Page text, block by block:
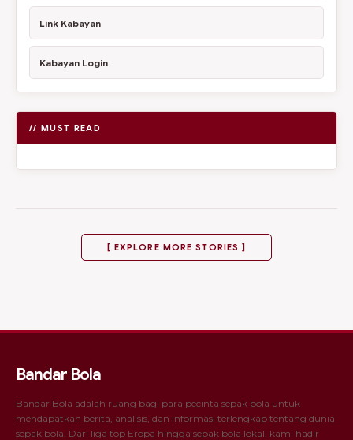
Link Kabayan
Kabayan Login
// MUST READ
[ EXPLORE MORE STORIES ]
Bandar Bola
Bandar Bola adalah ruang bagi para pecinta sepak bola untuk
mendapatkan berita, analisis, dan informasi terlengkap tentang dunia
sepak bola. Dari liga top Eropa hingga sepak bola lokal, kami hadir